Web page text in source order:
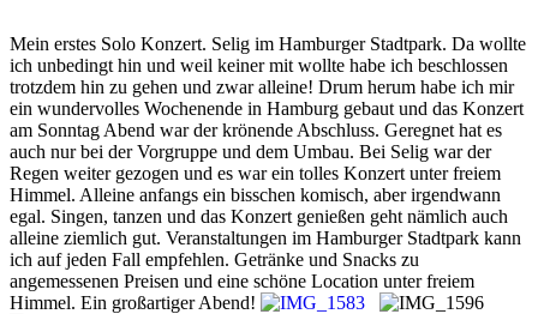
Mein erstes Solo Konzert. Selig im Hamburger Stadtpark. Da wollte
ich unbedingt hin und weil keiner mit wollte habe ich beschlossen
trotzdem hin zu gehen und zwar alleine! Drum herum habe ich mir
ein wundervolles Wochenende in Hamburg gebaut und das Konzert
am Sonntag Abend war der krönende Abschluss. Geregnet hat es
auch nur bei der Vorgruppe und dem Umbau. Bei Selig war der
Regen weiter gezogen und es war ein tolles Konzert unter freiem
Himmel. Alleine anfangs ein bisschen komisch, aber irgendwann
egal. Singen, tanzen und das Konzert genießen geht nämlich auch
alleine ziemlich gut. Veranstaltungen im Hamburger Stadtpark kann
ich auf jeden Fall empfehlen. Getränke und Snacks zu
angemessenen Preisen und eine schöne Location unter freiem
Himmel. Ein großartiger Abend!